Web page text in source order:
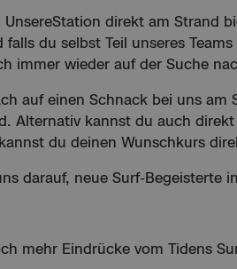
UnsereStation direkt am Strand
falls du selbst Teil unseres
immer wieder auf der Suche
auf einen Schnack bei uns
Alternativ kannst du auch
du deinen Wunschkurs
darauf, neue Surf-Begeisterte
mehr Eindrücke vom Tidens